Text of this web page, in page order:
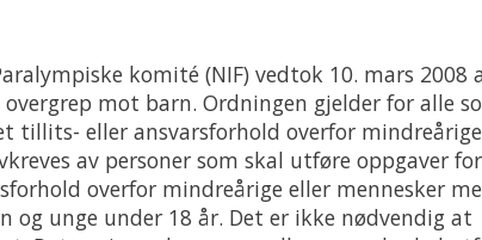
komité (NIF) vedtok 10. mars 2008
mot barn. Ordningen gjelder for alle
tillits- eller ansvarsforhold overfor
av personer som skal utføre oppgaver for
overfor mindreårige eller mennesker
unge under 18 år. Det er ikke nødvendig at